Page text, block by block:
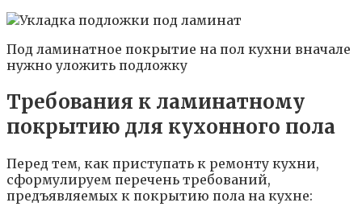
Под ламинатное покрытие на пол кухни вначале
нужно уложить подложку
Требования к ламинатному
покрытию для кухонного пола
Перед тем, как приступать к ремонту кухни,
сформулируем перечень требований,
предъявляемых к покрытию пола на кухне: